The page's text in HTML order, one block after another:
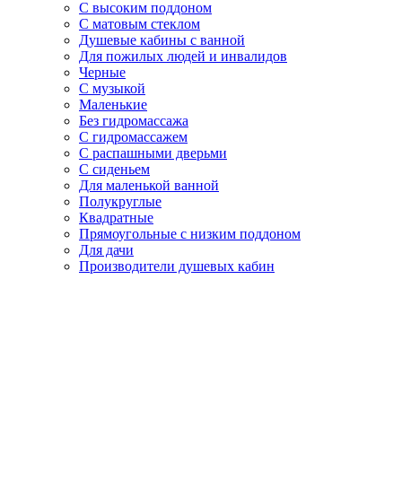
С высоким поддоном
С матовым стеклом
Душевые кабины с ванной
Для пожилых людей и инвалидов
Черные
С музыкой
Маленькие
Без гидромассажа
С гидромассажем
С распашными дверьми
С сиденьем
Для маленькой ванной
Полукруглые
Квадратные
Прямоугольные с низким поддоном
Для дачи
Производители душевых кабин